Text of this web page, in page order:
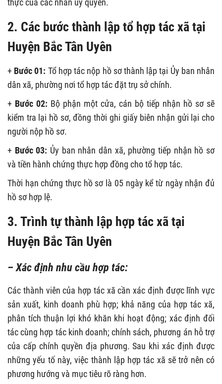
thực của các nhân ủy quyền.
2. Các bước thành lập tổ hợp tác xã tại
Huyện Bắc Tân Uyên
+ Bước 01: Tổ hợp tác nộp hồ sơ thành lập tại Ủy ban nhân
dân xã, phường nơi tổ hợp tác đặt trụ sở chính.
+ Bước 02: Bộ phận một cửa, cán bộ tiếp nhận hồ sơ sẽ
kiểm tra lại hồ sơ, đồng thời ghi giấy biên nhận gửi lại cho
người nộp hồ sơ.
+ Bước 03: Ủy ban nhân dân xã, phường tiếp nhận hồ sơ
và tiền hành chứng thực hợp đồng cho tổ hợp tác.
Thời hạn chứng thực hồ sơ là 05 ngày kể từ ngày nhận đủ
hồ sơ hợp lệ.
3. Trình tự thành lập hợp tác xã tại
Huyện Bắc Tân Uyên
– Xác định nhu cầu hợp tác:
Các thành viên của hợp tác xã cần xác định được lĩnh vực
sản xuất, kinh doanh phù hợp; khả năng của hợp tác xã,
phân tích thuận lợi khó khăn khi hoạt động; xác định đối
tác cùng hợp tác kinh doanh; chính sách, phương án hỗ trợ
của cấp chính quyền địa phương. Sau khi xác định được
những yếu tố này, việc thành lập hợp tác xã sẽ trở nên có
phương hướng và mục tiêu rõ ràng hơn.